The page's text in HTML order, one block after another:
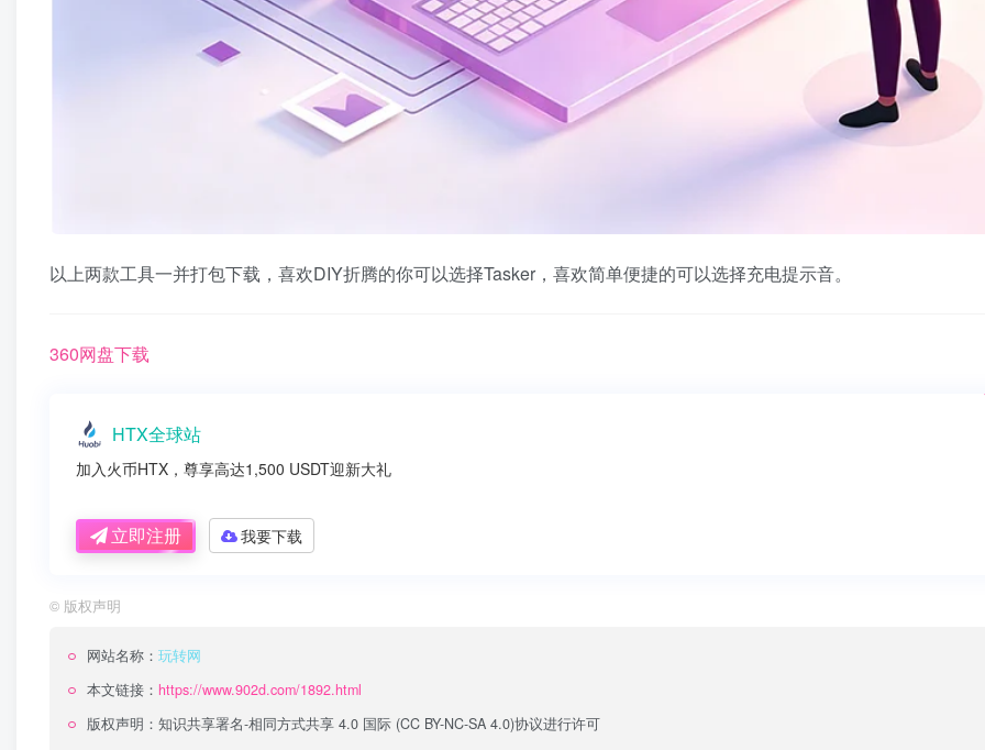
以上两款工具一并打包下载，喜欢DIY折腾的你可以选择Tasker，喜欢简单便捷的可以选择充电提示音。
360网盘下载
HTX全球站
加入火币HTX，尊享高达1,500 USDT迎新大礼
立即注册 我要下载
© 版权声明
网站名称： 玩转网
本文链接： https://www.902d.com/1892.html
版权声明： 知识共享署名-相同方式共享 4.0 国际 (CC BY-NC-SA 4.0)协议进行许可